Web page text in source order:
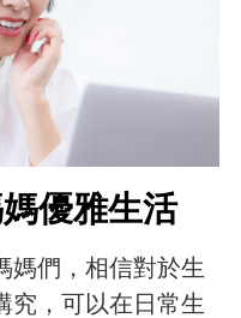
優雅生活
媽們，相信對於生
究，可以在日常生